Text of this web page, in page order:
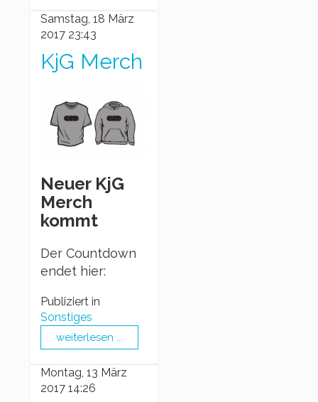
Samstag, 18 März
2017 23:43
KjG Merch
Neuer KjG
Merch
kommt
Der Countdown
endet hier:
Publiziert in
Sonstiges
weiterlesen ...
Montag, 13 März
2017 14:26